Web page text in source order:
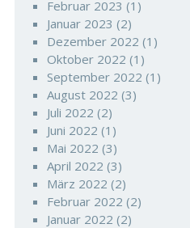
Februar 2023 (1)
Januar 2023 (2)
Dezember 2022 (1)
Oktober 2022 (1)
September 2022 (1)
August 2022 (3)
Juli 2022 (2)
Juni 2022 (1)
Mai 2022 (3)
April 2022 (3)
März 2022 (2)
Februar 2022 (2)
Januar 2022 (2)